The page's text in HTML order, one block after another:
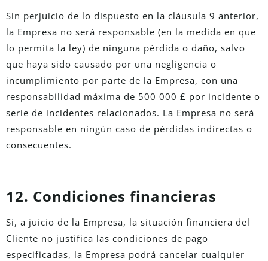
Sin perjuicio de lo dispuesto en la cláusula 9 anterior,
la Empresa no será responsable (en la medida en que
lo permita la ley) de ninguna pérdida o daño, salvo
que haya sido causado por una negligencia o
incumplimiento por parte de la Empresa, con una
responsabilidad máxima de 500 000 £ por incidente o
serie de incidentes relacionados. La Empresa no será
responsable en ningún caso de pérdidas indirectas o
consecuentes.
12. Condiciones financieras
Si, a juicio de la Empresa, la situación financiera del
Cliente no justifica las condiciones de pago
especificadas, la Empresa podrá cancelar cualquier